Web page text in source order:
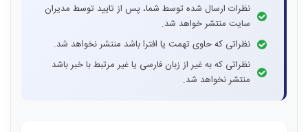
نظرات ارسال شده توسط شما، پس از تایید توسط مدیران
سایت منتشر خواهد شد.
نظراتی که حاوی تهمت یا افترا باشد منتشر نخواهد شد.
نظراتی که به غیر از زبان فارسی یا غیر مرتبط با خبر باشد
منتشر نخواهد شد.